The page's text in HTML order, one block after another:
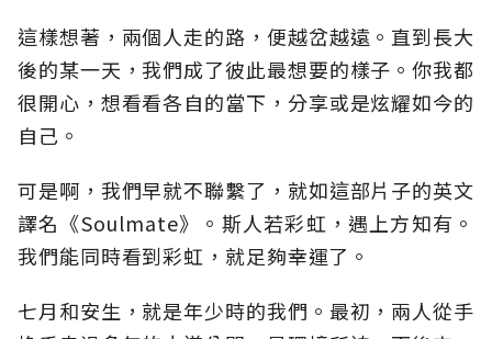
這樣想著，兩個人走的路，便越岔越遠。直到長大
後的某一天，我們成了彼此最想要的樣子。你我都
很開心，想看看各自的當下，分享或是炫耀如今的
自己。
可是啊，我們早就不聯繫了，就如這部片子的英文
譯名《Soulmate》。斯人若彩虹，遇上方知有。
我們能同時看到彩虹，就足夠幸運了。
七月和安生，就是年少時的我們。最初，兩人從手